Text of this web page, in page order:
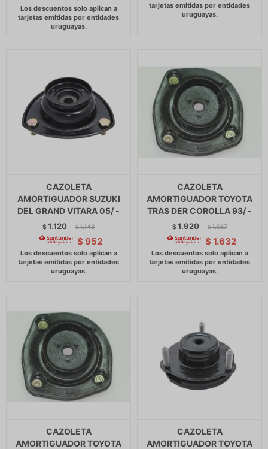
CAZOLETA
AMORTIGUADOR SUZUKI
DEL GRAND VITARA 05/ -
$1.120 $ 1.148
$ 952
CAZOLETA
AMORTIGUADOR TOYOTA
TRAS DER COROLLA 93/ -
$1.920 $ 1.967
$ 1.632
CAZOLETA
AMORTIGUADOR TOYOTA
CAZOLETA
AMORTIGUADOR TOYOTA